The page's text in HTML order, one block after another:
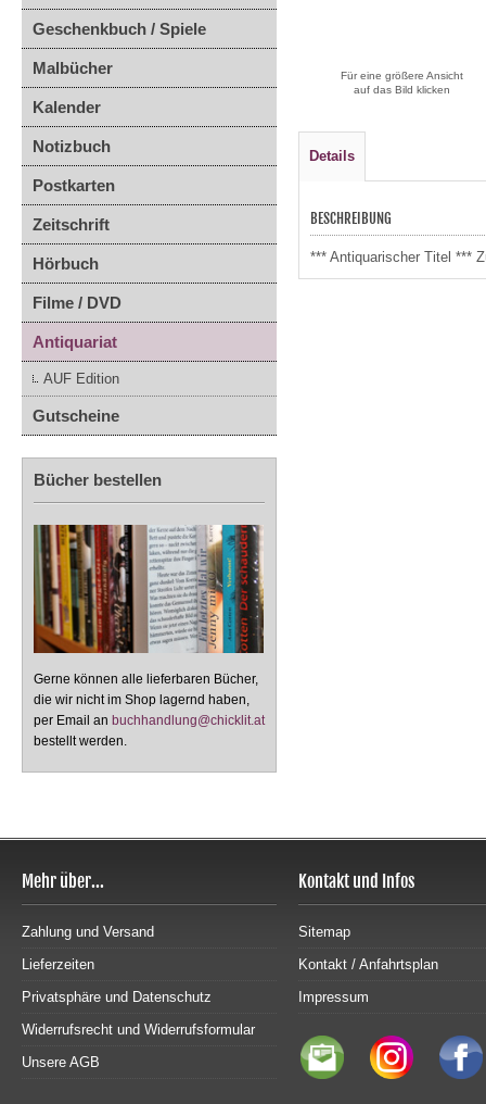
Geschenkbuch / Spiele
Malbücher
Kalender
Notizbuch
Postkarten
Zeitschrift
Hörbuch
Filme / DVD
Antiquariat
AUF Edition
Gutscheine
Bücher bestellen
Gerne können alle lieferbaren Bücher,
die wir nicht im Shop lagernd haben,
per Email an buchhandlung@chicklit.at
bestellt werden.
Für eine größere Ansicht
auf das Bild klicken
Details
BESCHREIBUNG
*** Antiquarischer Titel ***
Mehr über...
Zahlung und Versand
Lieferzeiten
Privatsphäre und Datenschutz
Widerrufsrecht und Widerrufsformular
Unsere AGB
Kontakt und Infos
Sitemap
Kontakt / Anfahrtsplan
Impressum